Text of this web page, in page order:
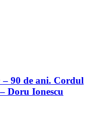
90 de ani. Cordul
Doru Ionescu